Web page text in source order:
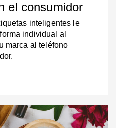
el consumidor
inteligentes le
individual al
marca al teléfono